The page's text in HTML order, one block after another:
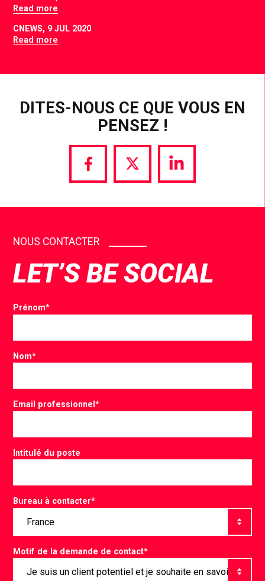
Read more
CNEWS, 9 JUL 2020
Read more
DITES-NOUS CE QUE VOUS EN
PENSEZ !
Share
via
Share
via
Share
via
NOUS CONTACTER
LET’S BE SOCIAL
Prénom*
Nom*
Email professionnel*
Intitulé du poste
Bureau à contacter*
Motif de la demande de contact*